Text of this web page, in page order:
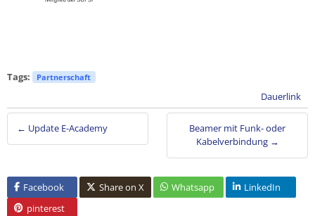
Tags: Partnerschaft
Dauerlink
← Update E-Academy
Beamer mit Funk- oder
Kabelverbindung →
Facebook Share on X Whatsapp
LinkedIn
pinterest